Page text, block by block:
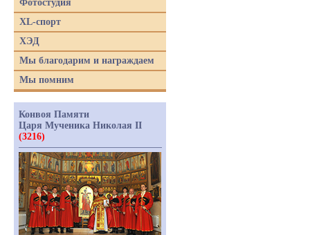
Фотостудия
XL-спорт
ХЭД
Мы благодарим и награждаем
Мы помним
Конвоя Памяти
Царя Мученика Николая II
(3216)